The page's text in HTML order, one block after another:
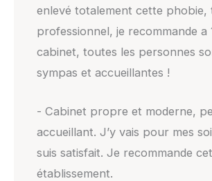
enlevé totalement cette phobie,
professionnel, je recommande a
cabinet, toutes les personnes
sympas et accueillantes !
- Cabinet propre et moderne,
accueillant. J’y vais pour mes
suis satisfait. Je recommande cet
établissement.